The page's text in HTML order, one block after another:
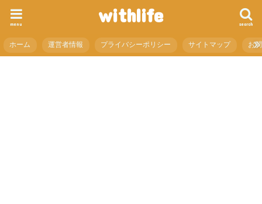
withlife search
menu
ホーム 運営者情報 プライバシーポリシー サイトマップ お